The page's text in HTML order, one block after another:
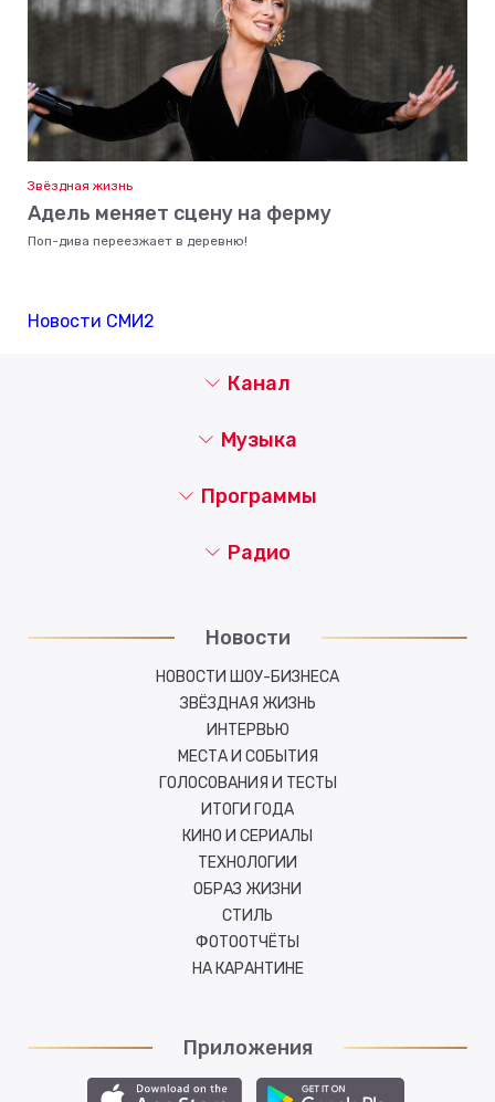
Звёздная жизнь
Адель меняет сцену на ферму
Поп-дива переезжает в деревню!
Новости СМИ2
Канал
Музыка
Новости
НОВОСТИ ШОУ-БИЗНЕСА
ЗВЁЗДНАЯ ЖИЗНЬ
ИНТЕРВЬЮ
МЕСТА И СОБЫТИЯ
ГОЛОСОВАНИЯ И ТЕСТЫ
ИТОГИ ГОДА
КИНО И СЕРИАЛЫ
ТЕХНОЛОГИИ
ОБРАЗ ЖИЗНИ
СТИЛЬ
ФОТООТЧЁТЫ
НА КАРАНТИНЕ
Программы
Радио
Приложения